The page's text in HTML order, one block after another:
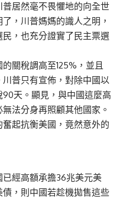
居然毫不畏懼地的向全世
，川普媽媽的識人之明，
，也充分證實了民主票選
關稅調高至125%，並且
普只有宣佈，對除中國以
天。顯見，與中國這麼高
法分身再照顧其他國家。
起抗衡美國，竟然意外的
經高額承擔36兆美元美
，則中國若趁機拋售這些